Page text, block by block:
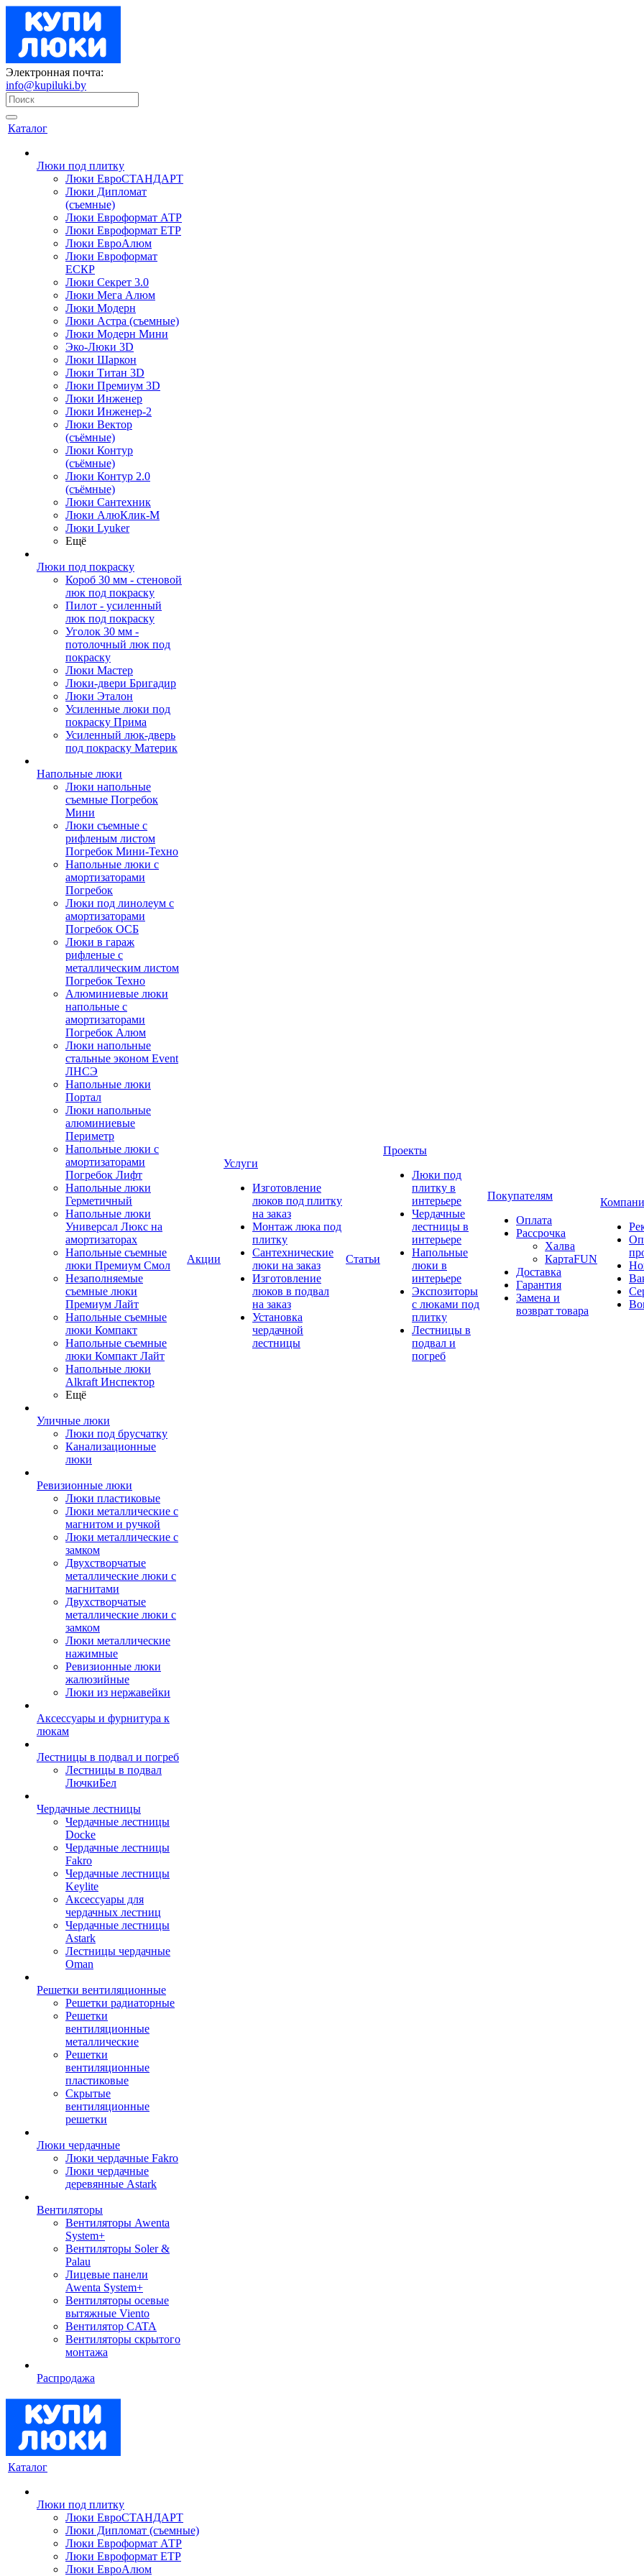
Электронная почта:
info@kupiluki.by
Каталог
Люки под плитку
Люки ЕвроСТАНДАРТ
Люки Дипломат
(съемные)
Люки Евроформат АТР
Люки Евроформат ЕТР
Люки ЕвроАлюм
Люки Евроформат
ЕСКР
Люки Секрет 3.0
Люки Мега Алюм
Люки Модерн
Люки Астра (съемные)
Люки Модерн Мини
Эко-Люки 3D
Люки Шаркон
Люки Титан 3D
Люки Премиум 3D
Люки Инженер
Люки Инженер-2
Люки Вектор
(съёмные)
Люки Контур
(съёмные)
Люки Контур 2.0
(съёмные)
Люки Сантехник
Люки АлюКлик-М
Люки Lyuker
Ещё
Люки под покраску
Короб 30 мм - стеновой
люк под покраску
Пилот - усиленный
люк под покраску
Уголок 30 мм -
потолочный люк под
покраску
Люки Мастер
Люки-двери Бригадир
Люки Эталон
Усиленные люки под
покраску Прима
Усиленный люк-дверь
под покраску Материк
Напольные люки
Люки напольные
съемные Погребок
Мини
Люки съемные с
рифленым листом
Погребок Мини-Техно
Напольные люки с
амортизаторами
Погребок
Люки под линолеум с
амортизаторами
Погребок ОСБ
Люки в гараж
рифленые с
металлическим листом
Погребок Техно
Алюминиевые люки
напольные с
амортизаторами
Погребок Алюм
Люки напольные
стальные эконом Event
ЛНСЭ
Напольные люки
Портал
Люки напольные
алюминиевые
Периметр
Напольные люки с
амортизаторами
Погребок Лифт
Напольные люки
Герметичный
Напольные люки
Универсал Люкс на
амортизаторах
Напольные съемные
люки Премиум Смол
Незаполняемые
съемные люки
Премиум Лайт
Напольные съемные
люки Компакт
Напольные съемные
люки Компакт Лайт
Напольные люки
Alkraft Инспектор
Ещё
Уличные люки
Люки под брусчатку
Канализационные
люки
Ревизионные люки
Люки пластиковые
Люки металлические с
магнитом и ручкой
Люки металлические с
замком
Двухстворчатые
металлические люки с
магнитами
Двухстворчатые
металлические люки с
замком
Люки металлические
нажимные
Ревизионные люки
жалюзийные
Люки из нержавейки
Аксессуары и фурнитура к
люкам
Лестницы в подвал и погреб
Лестницы в подвал
ЛючкиБел
Чердачные лестницы
Чердачные лестницы
Docke
Чердачные лестницы
Fakro
Чердачные лестницы
Keylite
Аксессуары для
чердачных лестниц
Чердачные лестницы
Astark
Лестницы чердачные
Oman
Решетки вентиляционные
Решетки радиаторные
Решетки
вентиляционные
металлические
Решетки
вентиляционные
пластиковые
Скрытые
вентиляционные
решетки
Люки чердачные
Люки чердачные Fakro
Люки чердачные
деревянные Astark
Вентиляторы
Вентиляторы Awenta
System+
Вентиляторы Soler &
Palau
Лицевые панели
Awenta System+
Вентиляторы осевые
вытяжные Viento
Вентилятор CATA
Вентиляторы скрытого
монтажа
Распродажа
Акции
Услуги
Изготовление
люков под плитку
на заказ
Монтаж люка под
плитку
Сантехнические
люки на заказ
Изготовление
люков в подвал
на заказ
Установка
чердачной
лестницы
Статьи
Проекты
Люки под
плитку в
интерьере
Чердачные
лестницы в
интерьере
Напольные
люки в
интерьере
Экспозиторы
с люками под
плитку
Лестницы в
подвал и
погреб
Покупателям
Оплата
Рассрочка
Халва
КартаFUN
Доставка
Гарантия
Замена и
возврат товара
Каталог
Люки под плитку
Люки ЕвроСТАНДАРТ
Люки Дипломат (съемные)
Люки Евроформат АТР
Люки Евроформат ЕТР
Люки ЕвроАлюм